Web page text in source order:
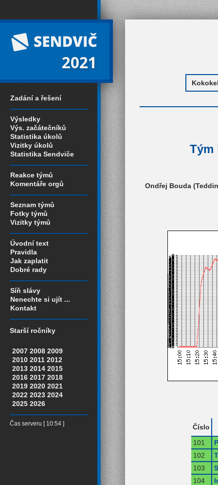
2021
Zadání a řešení
Výsledky
Výs. začátečníků
Statistika úkolů
Vizitky úkolů
Statistika Sendviče
Reakce týmů
Komentáře orgů
Seznam týmů
Fotky týmů
Vizitky týmů
Úvodní text
Pravidla
Jak zaplatit
Dobré rady
Síň slávy
Nenechte si ujít ...
Kontakt
Starší ročníky
2007 2008 2009
2010 2011 2012
2013 2014 2015
2016 2017 2018
2019 2020 2021
2022 2023 2024
2025 2026
Čas serveru [ 10:54 ]
Tým
Ondřej Bouda
Číslo
101
102
103
104